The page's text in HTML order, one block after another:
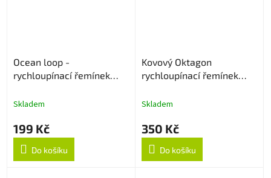
Ocean loop -
rychloupínací řemínek
Skladem
199 Kč
Do košíku
Kovový Oktagon
rychloupínací řemínek
Skladem
350 Kč
Do košíku